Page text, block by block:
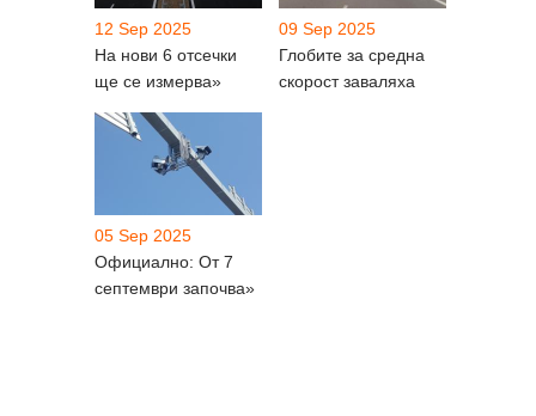
12 Sep 2025
На нови 6 отсечки
ще се измерва»
09 Sep 2025
Глобите за средна
скорост заваляха
05 Sep 2025
Официално: От 7
септември започва»